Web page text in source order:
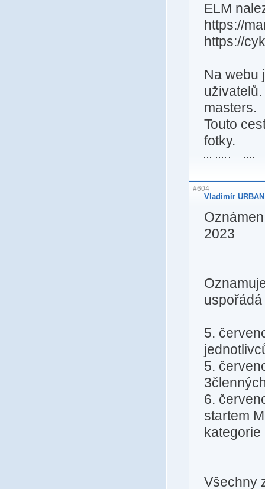
ELM
https://
https://
Na webu
masters.
Touto
fotky.
#604
Vladimír
2023
5.
5.
6.
startem
kategorie
Všechny